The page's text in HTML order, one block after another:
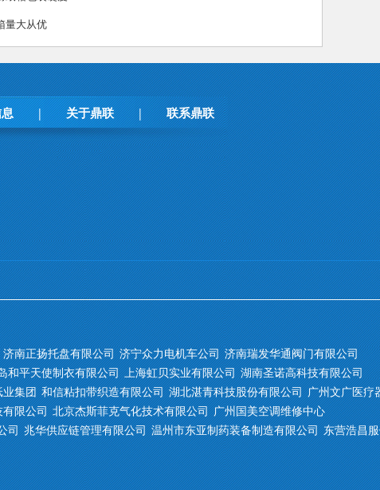
量大从优
| 关于鼎联 | 联系鼎联
济南正扬托盘有限公司 济宁众力电机车公司 济南瑞发华通阀门有限公司
和平天使制衣有限公司 上海虹贝实业有限公司 湖南圣诺高科技有限公司
业集团 和信粘扣带织造有限公司 湖北湛青科技股份有限公司 广州文广医疗
限公司 北京杰斯菲克气化技术有限公司 广州国美空调维修中心
司 兆华供应链管理有限公司 温州市东亚制药装备制造有限公司 东营浩昌